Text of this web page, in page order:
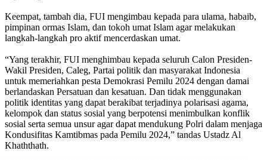
Keempat, tambah dia, FUI mengimbau kepada para ulama, habaib,
pimpinan ormas Islam, dan tokoh umat Islam agar melakukan
langkah-langkah pro aktif mencerdaskan umat.
“Yang terakhir, FUI menghimbau kepada seluruh Calon Presiden-
Wakil Presiden, Caleg, Partai politik dan masyarakat Indonesia
untuk memeriahkan pesta Demokrasi Pemilu 2024 dengan damai
berlandaskan Persatuan dan kesatuan. Dan tidak menggunakan
politik identitas yang dapat berakibat terjadinya polarisasi agama,
kelompok dan status sosial yang berpotensi menimbulkan konflik
sosial serta semua unsur agar dapat mendukung Polri dalam menjaga
Kondusifitas Kamtibmas pada Pemilu 2024,” tandas Ustadz Al
Khaththath.